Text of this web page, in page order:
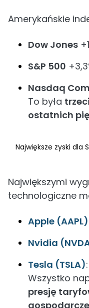
Amerykańskie
Dow Jones
S&P 500
Nasdaq
To była
ostatnich
Największe zyski dla
Największymi
technologiczne
Apple (AAPL)
Nvidia
Tesla (TSLA)
Wszystko
presję
gospodarcze